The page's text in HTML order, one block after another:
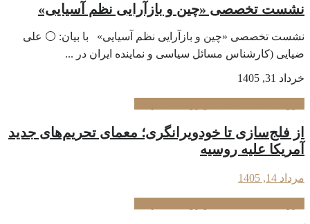
نشست تخصصی «چین و بازآرایی نظم آسیایی»
نشست تخصصی «چین و بازآرایی نظم آسیایی» با بیان: ⚪️ علی
ضیایی (کارشناس مسائل سیاسی و نماینده ایران در ...
خرداد 31, 1405
از فلج‌سازی تا خودویرانگری؛ معمای تحریم‌های جدید
آمریکا علیه روسیه
مرداد 14, 1405